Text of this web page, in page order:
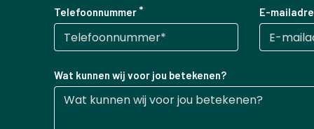
Telefoonnummer E-
Wat kunnen wij voor jou betekenen?